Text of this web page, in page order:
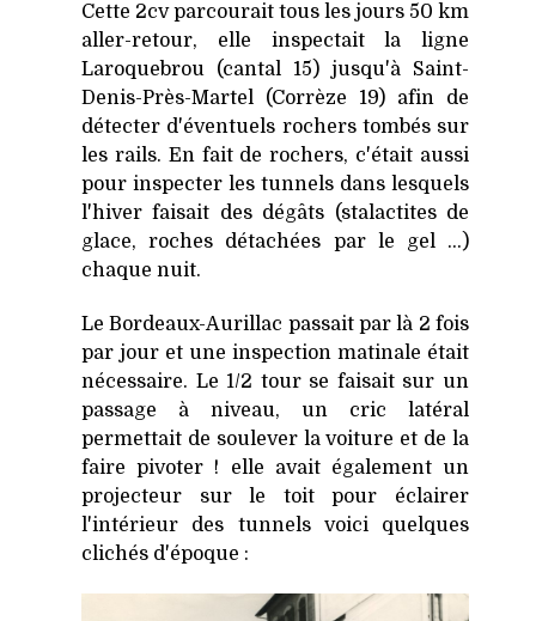
Cette 2cv parcourait tous les jours 50 km
aller-retour, elle inspectait la ligne
Laroquebrou (cantal 15) jusqu'à Saint-
Denis-Près-Martel (Corrèze 19) afin de
détecter d'éventuels rochers tombés sur
les rails. En fait de rochers, c'était aussi
pour inspecter les tunnels dans lesquels
l'hiver faisait des dégâts (stalactites de
glace, roches détachées par le gel ...)
chaque nuit.
Le Bordeaux-Aurillac passait par là 2 fois
par jour et une inspection matinale était
nécessaire. Le 1/2 tour se faisait sur un
passage à niveau, un cric latéral
permettait de soulever la voiture et de la
faire pivoter ! elle avait également un
projecteur sur le toit pour éclairer
l'intérieur des tunnels voici quelques
clichés d'époque :